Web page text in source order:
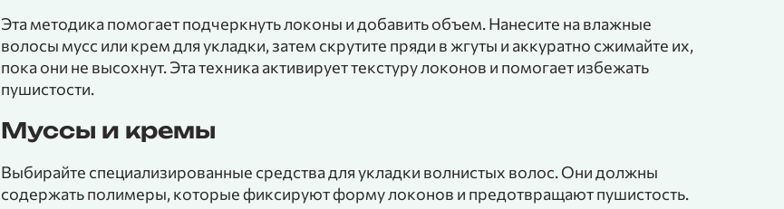
Эта методика помогает подчеркнуть локоны и добавить объем. Нанесите на влажные
волосы мусс или крем для укладки, затем скрутите пряди в жгуты и аккуратно сжимайте их,
пока они не высохнут. Эта техника активирует текстуру локонов и помогает избежать
пушистости.
Муссы и кремы
Выбирайте специализированные средства для укладки волнистых волос. Они должны
содержать полимеры, которые фиксируют форму локонов и предотвращают пушистость.